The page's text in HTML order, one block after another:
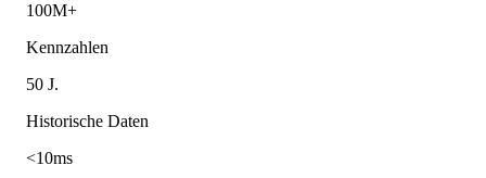
100M+
Kennzahlen
50 J.
Historische Daten
<10ms